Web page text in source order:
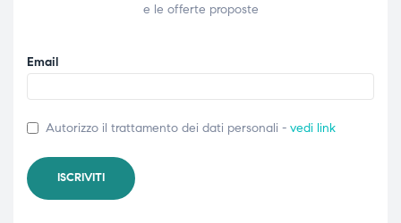
e le offerte proposte
Email
Autorizzo il trattamento dei dati personali - vedi link